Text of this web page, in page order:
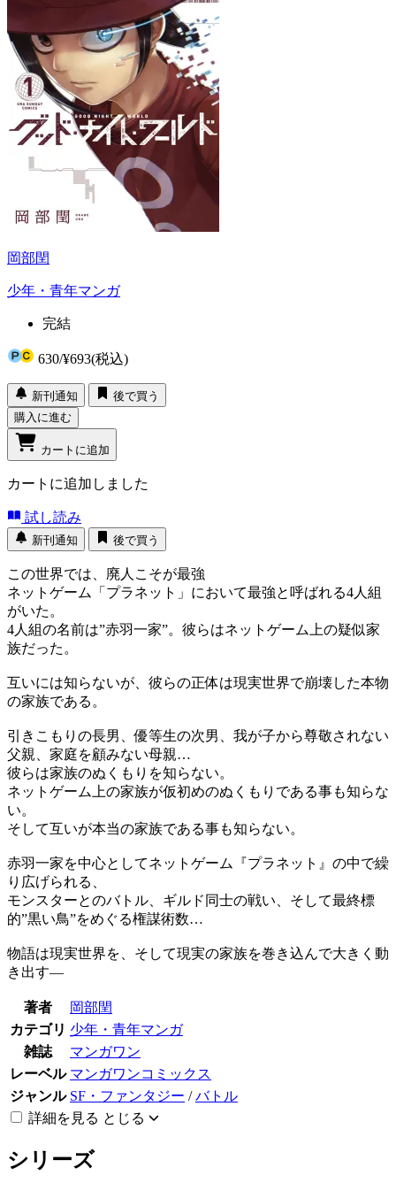
岡部閏
少年・青年マンガ
完結
630/¥693(税込)
新刊通知
後で買う
購入に進む
カートに追加
カートに追加しました
試し読み
新刊通知 後で買う
この世界では、廃人こそが最強
ネットゲーム「プラネット」において最強と呼ばれる4人組
がいた。
4人組の名前は”赤羽一家”。彼らはネットゲーム上の疑似家
族だった。
互いには知らないが、彼らの正体は現実世界で崩壊した本物
の家族である。
引きこもりの長男、優等生の次男、我が子から尊敬されない
父親、家庭を顧みない母親…
彼らは家族のぬくもりを知らない。
ネットゲーム上の家族が仮初めのぬくもりである事も知らな
い。
そして互いが本当の家族である事も知らない。
赤羽一家を中心としてネットゲーム『プラネット』の中で繰
り広げられる、
モンスターとのバトル、ギルド同士の戦い、そして最終標
的”黒い鳥”をめぐる権謀術数…
物語は現実世界を、そして現実の家族を巻き込んで大きく動
き出す―
著者
岡部閏
カテゴリ 少年・青年マンガ
雑誌
マンガワン
レーベル マンガワンコミックス
ジャンル SF・ファンタジー /バトル
詳細を見る とじる
シリーズ